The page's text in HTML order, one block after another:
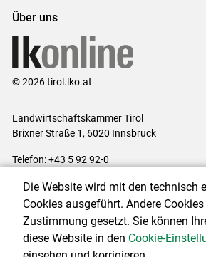
Über uns
© 2026 tirol.lko.at
Landwirtschaftskammer Tirol
Brixner Straße 1, 6020 Innsbruck
Telefon: +43 5 92 92-0
Impressum|Kontakt|
Cookie-Einstellungen
Die Website wird mit den technisch
Cookies ausgeführt. Andere
Zustimmung gesetzt. Sie können
diese Website in den Cookie-